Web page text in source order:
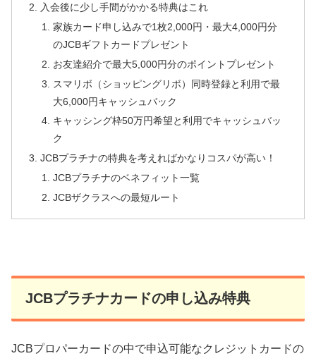
入会後に少し手間がかかる特典はこれ
家族カード申し込みで1枚2,000円・最大4,000円分
のJCBギフトカードプレゼント
お友達紹介で最大5,000円分のポイントプレゼント
スマリボ（ショッピングリボ）同時登録と利用で最
大6,000円キャッシュバック
キャッシング枠50万円希望と利用でキャッシュバッ
ク
JCBプラチナの特典を考えればかなりコスパが高い！
JCBプラチナのベネフィット一覧
JCBザクラスへの最短ルート
JCBプラチナカードの申し込み特典
JCBプロパーカードの中で申込可能なクレジットカードの